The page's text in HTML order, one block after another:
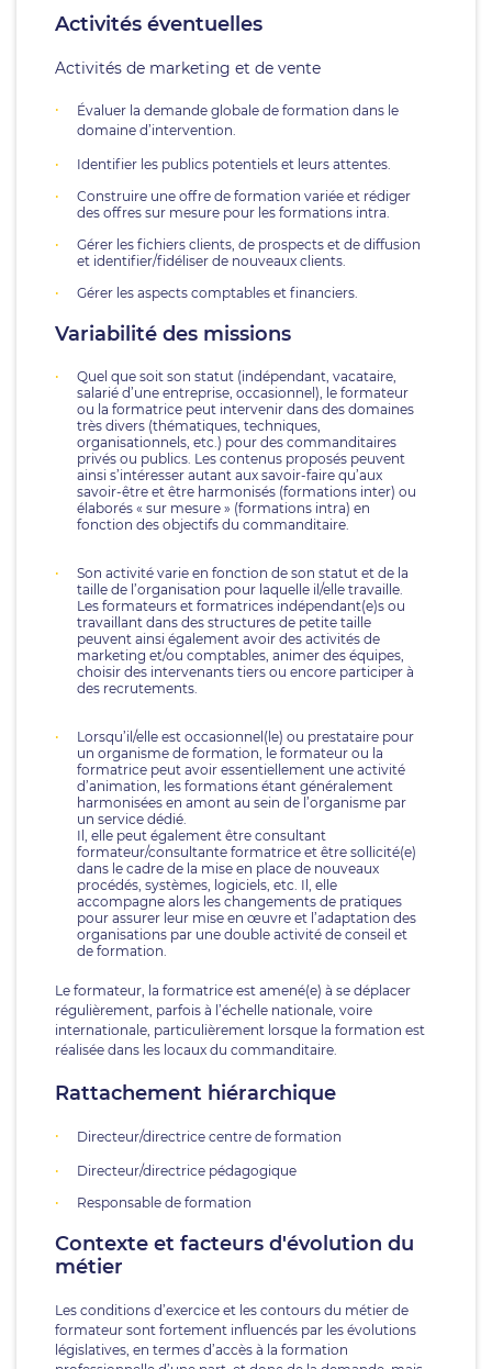
Activités éventuelles
Activités de marketing et de vente
Évaluer la demande globale de formation dans le
domaine d’intervention.
Identifier les publics potentiels et leurs attentes.
Construire une offre de formation variée et rédiger
des offres sur mesure pour les formations intra.
Gérer les fichiers clients, de prospects et de diffusion
et identifier/fidéliser de nouveaux clients.
Gérer les aspects comptables et financiers.
Variabilité des missions
Quel que soit son statut (indépendant, vacataire,
salarié d’une entreprise, occasionnel), le formateur
ou la formatrice peut intervenir dans des domaines
très divers (thématiques, techniques,
organisationnels, etc.) pour des commanditaires
privés ou publics. Les contenus proposés peuvent
ainsi s’intéresser autant aux savoir-faire qu’aux
savoir-être et être harmonisés (formations inter) ou
élaborés « sur mesure » (formations intra) en
fonction des objectifs du commanditaire.
Son activité varie en fonction de son statut et de la
taille de l’organisation pour laquelle il/elle travaille.
Les formateurs et formatrices indépendant(e)s ou
travaillant dans des structures de petite taille
peuvent ainsi également avoir des activités de
marketing et/ou comptables, animer des équipes,
choisir des intervenants tiers ou encore participer à
des recrutements.
Lorsqu’il/elle est occasionnel(le) ou prestataire pour
un organisme de formation, le formateur ou la
formatrice peut avoir essentiellement une activité
d’animation, les formations étant généralement
harmonisées en amont au sein de l’organisme par
un service dédié.
Il, elle peut également être consultant
formateur/consultante formatrice et être sollicité(e)
dans le cadre de la mise en place de nouveaux
procédés, systèmes, logiciels, etc. Il, elle
accompagne alors les changements de pratiques
pour assurer leur mise en œuvre et l’adaptation des
organisations par une double activité de conseil et
de formation.
Le formateur, la formatrice est amené(e) à se déplacer
régulièrement, parfois à l’échelle nationale, voire
internationale, particulièrement lorsque la formation est
réalisée dans les locaux du commanditaire.
Rattachement hiérarchique
Directeur/directrice centre de formation
Directeur/directrice pédagogique
Responsable de formation
Contexte et facteurs d'évolution du
métier
Les conditions d’exercice et les contours du métier de
formateur sont fortement influencés par les évolutions
législatives, en termes d’accès à la formation